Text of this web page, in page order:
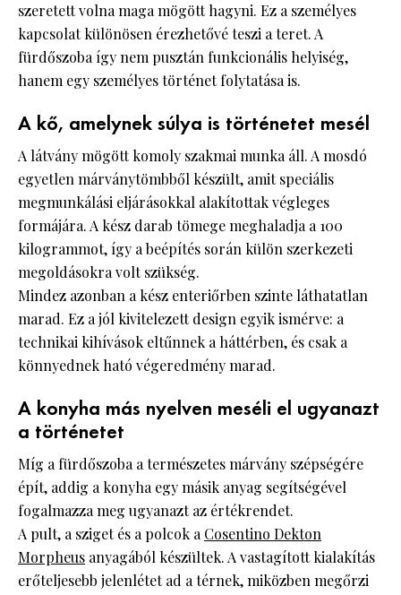
szeretett volna maga mögött hagyni. Ez a személyes
kapcsolat különösen érezhetővé teszi a teret. A
fürdőszoba így nem pusztán funkcionális helyiség,
hanem egy személyes történet folytatása is.
A kő, amelynek súlya is történetet mesél
A látvány mögött komoly szakmai munka áll. A mosdó
egyetlen márványtömbből készült, amit speciális
megmunkálási eljárásokkal alakítottak végleges
formájára. A kész darab tömege meghaladja a 100
kilogrammot, így a beépítés során külön szerkezeti
megoldásokra volt szükség.
Mindez azonban a kész enteriőrben szinte láthatatlan
marad. Ez a jól kivitelezett design egyik ismérve: a
technikai kihívások eltűnnek a háttérben, és csak a
könnyednek ható végeredmény marad.
A konyha más nyelven meséli el ugyanazt
a történetet
Míg a fürdőszoba a természetes márvány szépségére
épít, addig a konyha egy másik anyag segítségével
fogalmazza meg ugyanazt az értékrendet.
A pult, a sziget és a polcok aCosentino Dekton
Morpheus anyagából készültek. A vastagított kialakítás
erőteljesebb jelenlétet ad a térnek, miközben megőrzi